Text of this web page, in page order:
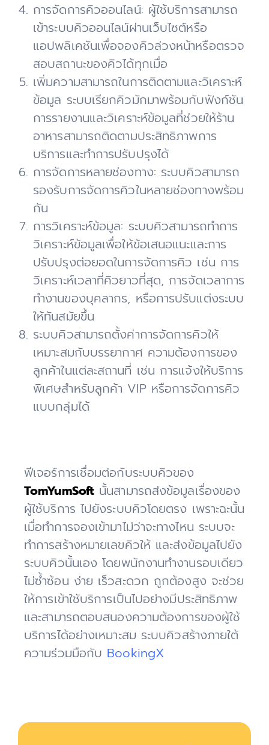
การจัดการคิวออนไลน์: ผู้ใช้บริการสามารถ
เข้าระบบคิวออนไลน์ผ่านเว็บไซต์หรือ
แอปพลิเคชันเพื่อจองคิวล่วงหน้าหรือตรวจ
สอบสถานะของคิวได้ทุกเมื่อ
เพิ่มความสามารถในการติดตามและวิเคราะห์
ข้อมูล ระบบเรียกคิวมักมาพร้อมกับฟังก์ชัน
การรายงานและวิเคราะห์ข้อมูลที่ช่วยให้ร้าน
อาหารสามารถติดตามประสิทธิภาพการ
บริการและทำการปรับปรุงได้
การจัดการหลายช่องทาง: ระบบคิวสามารถ
รองรับการจัดการคิวในหลายช่องทางพร้อม
กัน
การวิเคราะห์ข้อมูล: ระบบคิวสามารถทำการ
วิเคราะห์ข้อมูลเพื่อให้ข้อเสนอแนะและการ
ปรับปรุงต่อยอดในการจัดการคิว เช่น การ
วิเคราะห์เวลาที่คิวยาวที่สุด, การจัดเวลาการ
ทำงานของบุคลากร, หรือการปรับแต่งระบบ
ให้ทันสมัยขึ้น
ระบบคิวสามารถตั้งค่าการจัดการคิวให้
เหมาะสมกับบรรยากาศ ความต้องการของ
ลูกค้าในแต่ละสถานที่ เช่น การแจ้งให้บริการ
พิเศษสำหรับลูกค้า VIP หรือการจัดการคิว
แบบกลุ่มได้
ฟีเจอร์การเชื่อมต่อกับระบบคิวของ
TomYumSoft นั้นสามารถส่งข้อมูลเรื่องของ
ผู้ใช้บริการ ไปยังระบบคิวโดยตรง เพราะฉะนั้น
เมื่อทำการจองเข้ามาไม่ว่าจะทางไหน ระบบจะ
ทำการสร้างหมายเลขคิวให้ และส่งข้อมูลไปยัง
ระบบคิวนั้นเอง โดยพนักงานทำงานรอบเดียว
ไม่ซ้ำซ้อน ง่าย เร็วสะดวก ถูกต้องสูง จะช่วย
ให้การเข้าใชับริการเป็นไปอย่างมีประสิทธิภาพ
และสามารถตอบสนองความต้องการของผู้ใช้
บริการได้อย่างเหมาะสม ระบบคิวสร้างภายใต้
ความร่วมมือกับ BookingX